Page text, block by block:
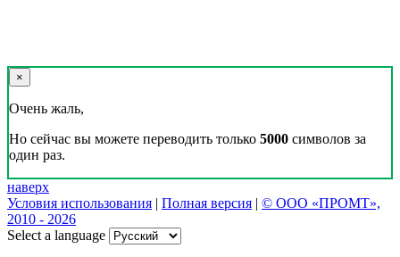
×
Очень жаль,
Но сейчас вы можете переводить только 5000 символов за
один раз.
наверх
Условия использования | Полная версия | © ООО «ПРОМТ»,
2010 - 2026
Select a language